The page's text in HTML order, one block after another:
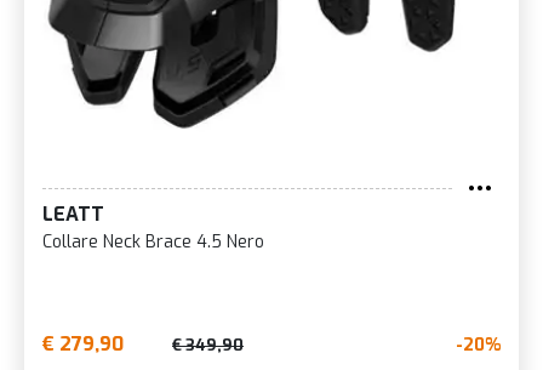
LEATT
Collare Neck Brace 4.5 Nero
€ 279,90 € 349,90 -20%